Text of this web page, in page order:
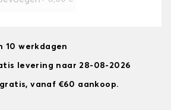
10 werkdagen
levering naar 28-08-2026
vanaf €60 aankoop.